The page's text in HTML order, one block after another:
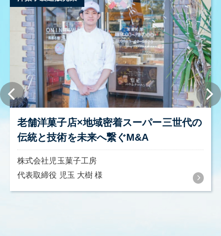
老舗洋菓子店×地域密着スーパー三世代の
伝統と技術を未来へ繋ぐM&A
株式会社児玉菓子工房
代表取締役 児玉 大樹 様